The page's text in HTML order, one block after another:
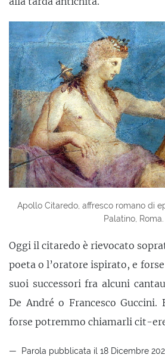
Apollo Citaredo, affresco romano di
Palatino, Roma.
Oggi il citaredo è rievocato
poeta o l’oratore ispirato, e
suoi successori fra alcuni
De André o Francesco Guccini.
forse potremmo chiamarli cit-
Parola pubblicata il 18 Dicembre